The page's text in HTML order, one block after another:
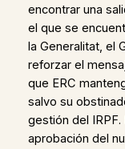
encontrar una
el que se
la Generalitat, el
reforzar el
que ERC
salvo su
gestión del
aprobación del